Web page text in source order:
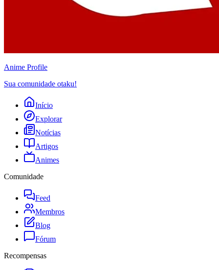
Anime Profile
Sua comunidade otaku!
Início
Explorar
Notícias
Artigos
Animes
Comunidade
Feed
Membros
Blog
Fórum
Recompensas